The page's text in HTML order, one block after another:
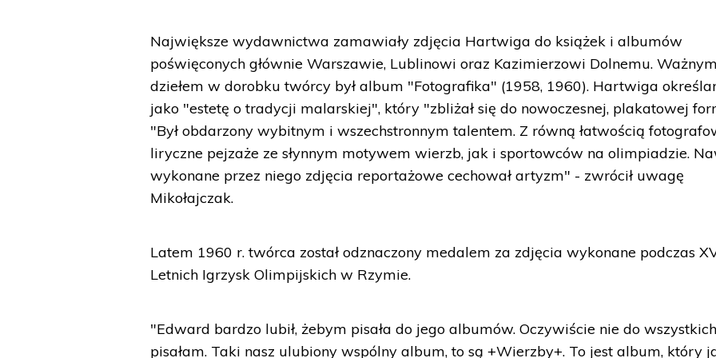
Największe wydawnictwa zamawiały zdjęcia Hartwiga do książek i albumów
poświęconych głównie Warszawie, Lublinowi oraz Kazimierzowi Dolnemu. Ważnym
dziełem w dorobku twórcy był album "Fotografika" (1958, 1960). Hartwiga
jako "estetę o tradycji malarskiej", który "zbliżał się do nowoczesnej, plakatowej
"Był obdarzony wybitnym i wszechstronnym talentem. Z równą łatwością
liryczne pejzaże ze słynnym motywem wierzb, jak i sportowców na olimpiadzie.
wykonane przez niego zdjęcia reportażowe cechował artyzm" - zwrócił uwagę
Mikołajczak.
Latem 1960 r. twórca został odznaczony medalem za zdjęcia wykonane podczas
Letnich Igrzysk Olimpijskich w Rzymie.
"Edward bardzo lubił, żebym pisała do jego albumów. Oczywiście nie do wszystkich
pisałam. Taki nasz ulubiony wspólny album, to są +Wierzby+. To jest album, który